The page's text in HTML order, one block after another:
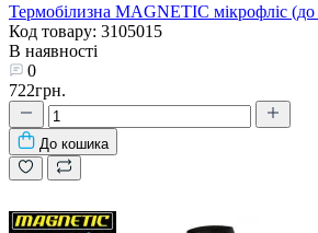
Термобілизна MAGNETIC мікрофліс
Код товару: 3105015
В наявності
0
722грн.
До кошика